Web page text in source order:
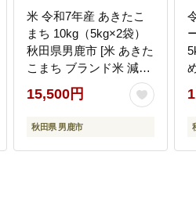
米 令和7年産 あきたこ
まち 10kg（5kg×2袋）
秋田県男鹿市 [米 あきた
こまち ブランド米 減農
薬 香り 甘み 粘り おに
ぎり おむすび お弁当
10kg]
15,500円
秋田県 男鹿市